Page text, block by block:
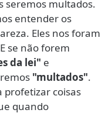
seremos multados.
entender os
Eles nos foram
se não forem
da lei" e
"multados".
profetizar coisas
quando